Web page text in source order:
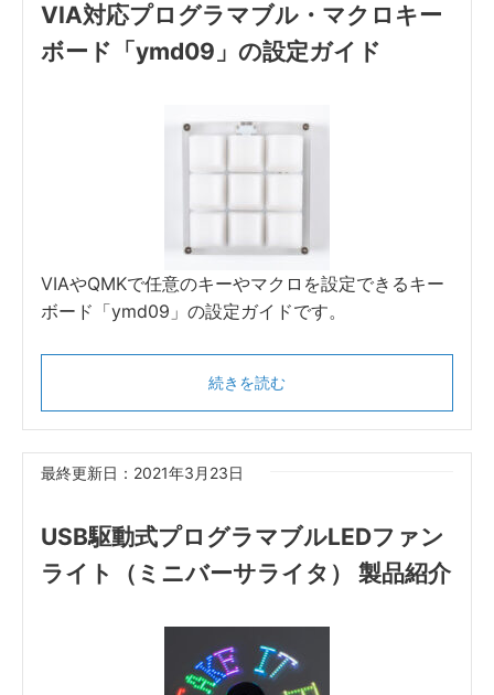
VIA対応プログラマブル・マクロキー
ボード「ymd09」の設定ガイド
VIAやQMKで任意のキーやマクロを設定できるキー
ボード「ymd09」の設定ガイドです。
続きを読む
最終更新日：2021年3月23日
USB駆動式プログラマブルLEDファン
ライト（ミニバーサライタ） 製品紹介